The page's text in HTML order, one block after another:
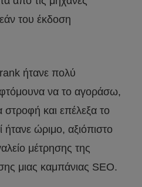
του έκδοση
ήτανε πολύ
να το αγοράσω,
στροφή και επέλεξα το
ήτανε ώριμο, αξιόπιστο
μέτρησης της
μιας καμπάνιας SEO.